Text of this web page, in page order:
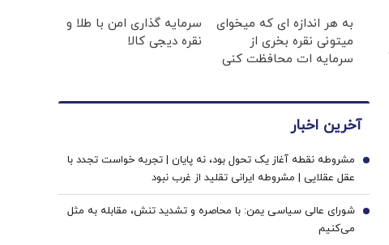
به هر اندازه ای که میخوای
میتونی نقره بخری از
سرمایه ات محافظت کنی
سرمایه گذاری امن با طلا و
نقره دیجی کالا
آخرین اخبار
مشروطه نقطه آغاز یک تحول بود، نه پایان | تجربه خواست تجدد با
عقل عقلایی | مشروطه ایرانی تقلید از غرب نبود
1
شورای عالی سیاسی یمن: با محاصره و تشدید تنش، مقابله به مثل
می‌کنیم
2